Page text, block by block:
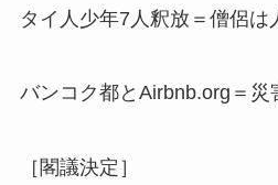
タイ人少年7人釈放＝僧侶は
バンコク都とAirbnb.org＝
［閣議決定］